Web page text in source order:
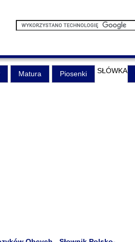
Matura Piosenki SŁÓWKA